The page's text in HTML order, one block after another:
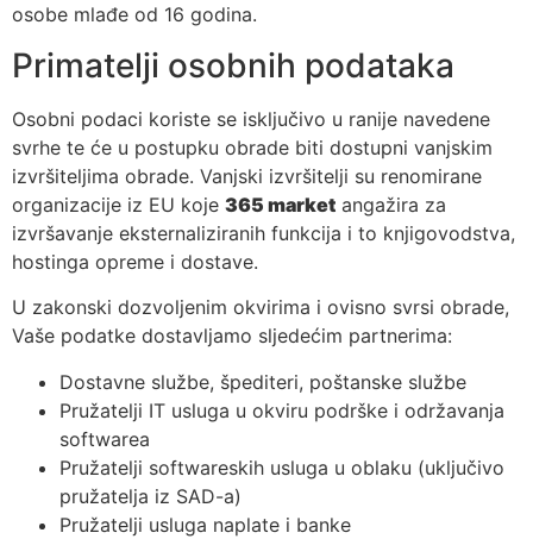
osobe mlađe od 16 godina.
Primatelji osobnih podataka
Osobni podaci koriste se isključivo u ranije navedene
svrhe te će u postupku obrade biti dostupni vanjskim
izvršiteljima obrade. Vanjski izvršitelji su renomirane
organizacije iz EU koje 365 market angažira za
izvršavanje eksternaliziranih funkcija i to knjigovodstva,
hostinga opreme i dostave.
U zakonski dozvoljenim okvirima i ovisno svrsi obrade,
Vaše podatke dostavljamo sljedećim partnerima:
Dostavne službe, špediteri, poštanske službe
Pružatelji IT usluga u okviru podrške i održavanja
softwarea
Pružatelji softwareskih usluga u oblaku (uključivo
pružatelja iz SAD-a)
Pružatelji usluga naplate i banke